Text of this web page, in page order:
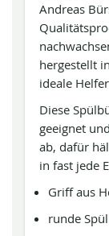
Andreas
hergestellt
ideale
Diese
geeignet
ab, dafür
in fast jede
Griff aus
runde